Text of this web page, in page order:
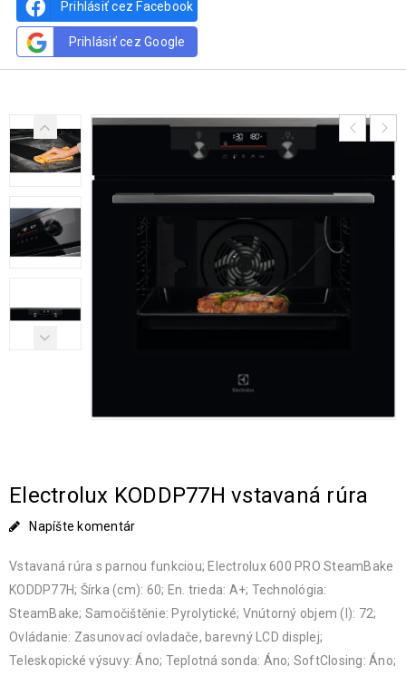
Prihlásiť cez Facebook
Prihlásiť cez Google
Electrolux KODDP77H vstavaná rúra
Napíšte komentár
Vstavaná rúra s parnou funkciou; Electrolux 600 PRO SteamBake
KODDP77H; Šírka (cm): 60; En. trieda: A+; Technológia:
SteamBake; Samočištěnie: Pyrolytické; Vnútorný objem (l): 72;
Ovládanie: Zasunovací ovladače, barevný LCD displej;
Teleskopické výsuvy: Áno; Teplotná sonda: Áno; SoftClosing: Áno;